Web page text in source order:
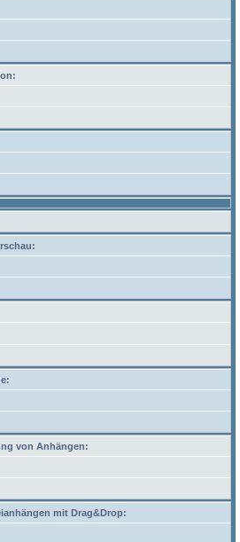
von Anhängen:
mit Drag&Drop: